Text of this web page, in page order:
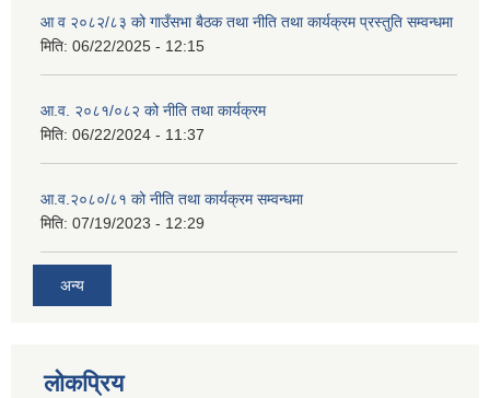
आ व २०८२/८३ को गाउँसभा बैठक तथा नीति तथा कार्यक्रम प्रस्तुति सम्वन्धमा
मिति: 06/22/2025 - 12:15
आ.व. २०८१/०८२ को नीति तथा कार्यक्रम
मिति: 06/22/2024 - 11:37
आ.व.२०८०/८१ को नीति तथा कार्यक्रम सम्वन्धमा
मिति: 07/19/2023 - 12:29
अन्य
लोकप्रिय